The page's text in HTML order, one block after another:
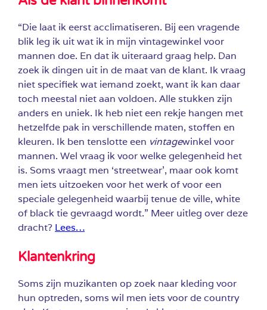
“Die laat ik eerst acclimatiseren. Bij een vragende
blik leg ik uit wat ik in mijn vintagewinkel voor
mannen doe. En dat ik uiteraard graag help. Dan
zoek ik dingen uit in de maat van de klant. Ik vraag
niet specifiek wat iemand zoekt, want ik kan daar
toch meestal niet aan voldoen. Alle stukken zijn
anders en uniek. Ik heb niet een rekje hangen met
hetzelfde pak in verschillende maten, stoffen en
kleuren. Ik ben tenslotte een vintagewinkel voor
mannen. Wel vraag ik voor welke gelegenheid het
is. Soms vraagt men ‘streetwear’, maar ook komt
men iets uitzoeken voor het werk of voor een
speciale gelegenheid waarbij tenue de ville, white
of black tie gevraagd wordt.” Meer uitleg over deze
dracht? Lees…
Klantenkring
Soms zijn muzikanten op zoek naar kleding voor
hun optreden, soms wil men iets voor de country